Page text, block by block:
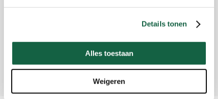
Details tonen
Alles toestaan
Weigeren